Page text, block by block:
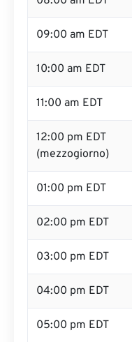
09:00 am EDT
10:00 am EDT
11:00 am EDT
12:00 pm EDT
(mezzogiorno)
01:00 pm EDT
02:00 pm EDT
03:00 pm EDT
04:00 pm EDT
05:00 pm EDT